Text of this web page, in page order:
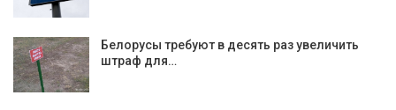
Белорусы требуют в десять раз увеличить
штраф для…